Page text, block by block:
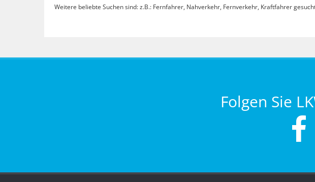
Weitere beliebte Suchen sind: z.B.: Fernfahrer, Nahverkehr, Fernverkehr, Kraftfahrer
Folgen Sie